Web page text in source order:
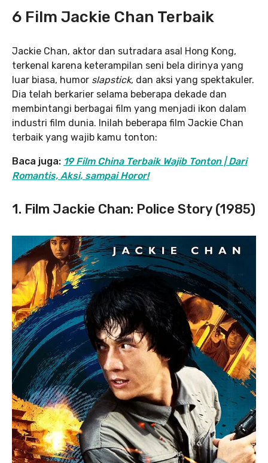
6 Film Jackie Chan Terbaik
Jackie Chan, aktor dan sutradara asal Hong Kong,
terkenal karena keterampilan seni bela dirinya yang
luar biasa, humor slapstick, dan aksi yang spektakuler.
Dia telah berkarier selama beberapa dekade dan
membintangi berbagai film yang menjadi ikon dalam
industri film dunia. Inilah beberapa film Jackie Chan
terbaik yang wajib kamu tonton:
Baca juga: 19 Film China Terbaik Wajib Tonton | Dari
Romantis, Aksi, sampai Horor!
1. Film Jackie Chan: Police Story (1985)